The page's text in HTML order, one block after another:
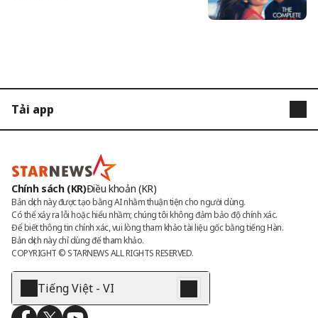
Tải app
STARPOLL
Chính sách (KR)Điều khoản (KR)
Bản dịch này được tạo bằng AI nhằm thuận tiện cho người dùng.
Có thể xảy ra lỗi hoặc hiểu nhầm; chúng tôi không đảm bảo độ chính xác.
Để biết thông tin chính xác, vui lòng tham khảo tài liệu gốc bằng tiếng Hàn.
Bản dịch này chỉ dùng để tham khảo.
COPYRIGHT © STARNEWS ALL RIGHTS RESERVED.
Tiếng Việt - VI